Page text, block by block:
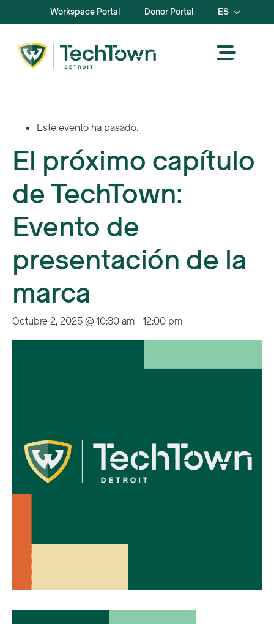
Workspace Portal Donor Portal ES
Este evento ha pasado.
El próximo capítulo
de TechTown:
Evento de
presentación de la
marca
Octubre 2, 2025 @ 10:30 am- 12:00 pm